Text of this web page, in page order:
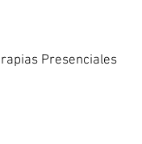
Presenciales